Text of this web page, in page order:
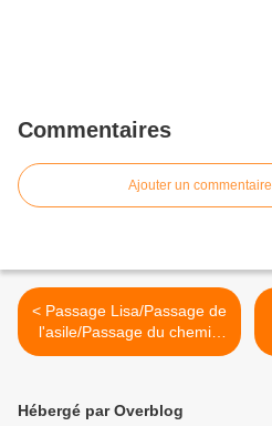
Commentaires
Ajouter un commentaire
< Passage Lisa/Passage de
l'asile/Passage du chemin
vert 11eme
Hébergé par Overblog